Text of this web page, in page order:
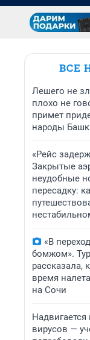
ВСЕ
Лешего не
плохо не
примет
народы
«Рейс
Закрытые
неудобные
пересадку:
«В
бомжом».
рассказала,
время
на Сочи
вирусов —